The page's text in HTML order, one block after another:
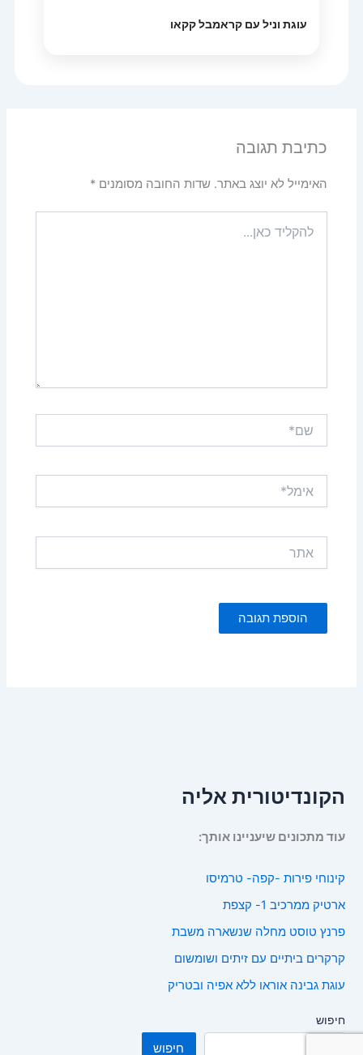
עוגת וניל עם קראמבל קקאו
כתיבת תגובה
האימייל לא יוצג באתר. שדות החובה מסומנים*
כאן...
הקונדיטורית אליה
עוד מתכונים שיעניינו אותך:
קינוחי פירות -קפה- טרמיסו
ארטיק ממרכיב 1- קצפת
פרנץ טוסט מחלה שנשארה משבת
קרקרים ביתיים עם זיתים ושומשום
עוגת גבינה אוראו ללא אפיה ובטריק
חיפוש
חיפוש